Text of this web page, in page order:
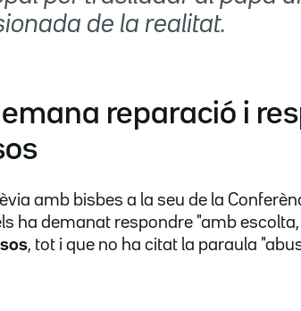
de la realitat.
reparació i
amb bisbes a la seu de la
ha demanat respondre "amb
, tot i que no ha citat la paraula